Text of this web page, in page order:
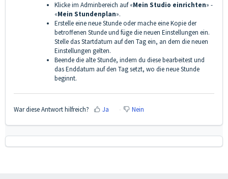
Klicke im Adminbereich auf «Mein Studio einrichten» -
«Mein Stundenplan».
Erstelle eine neue Stunde oder mache eine Kopie der
betroffenen Stunde und füge die neuen Einstellungen ein.
Stelle das Startdatum auf den Tag ein, an dem die neuen
Einstellungen gelten.
Beende die alte Stunde, indem du diese bearbeitest und
das Enddatum auf den Tag setzt, wo die neue Stunde
beginnt.
War diese Antwort hilfreich? Ja Nein